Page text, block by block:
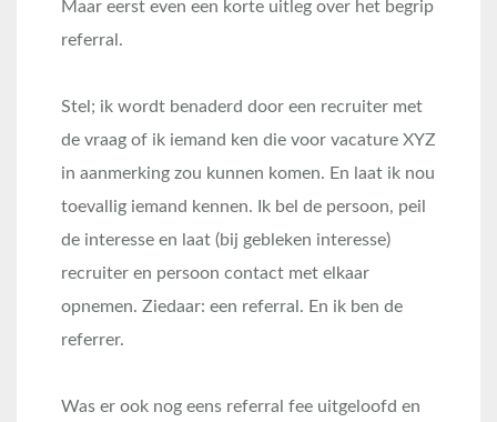
Maar eerst even een korte uitleg over het begrip
referral.
Stel; ik wordt benaderd door een recruiter met
de vraag of ik iemand ken die voor vacature XYZ
in aanmerking zou kunnen komen. En laat ik nou
toevallig iemand kennen. Ik bel de persoon, peil
de interesse en laat (bij gebleken interesse)
recruiter en persoon contact met elkaar
opnemen. Ziedaar: een referral. En ik ben de
referrer.
Was er ook nog eens referral fee uitgeloofd en